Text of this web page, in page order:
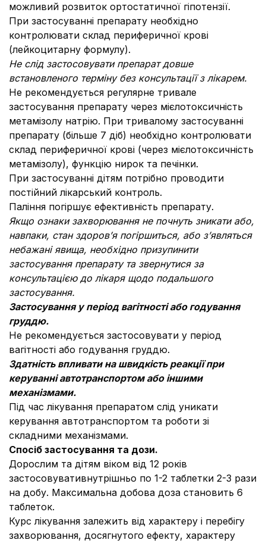
можливий розвиток ортостатичної гіпотензії.
При застосуванні препарату необхідно
контролювати склад периферичної крові
(лейкоцитарну формулу).
Не слід застосовувати препарат довше
встановленого терміну без консультації з лікарем.
Не рекомендується регулярне тривале
застосування препарату через мієлотоксичність
метамізолу натрію. При тривалому застосуванні
препарату (більше 7 діб) необхідно контролювати
склад периферичної крові (через мієлотоксичність
метамізолу), функцію нирок та печінки.
При застосуванні дітям потрібно проводити
постійний лікарський контроль.
Паління погіршує ефективність препарату.
Якщо ознаки захворювання не почнуть зникати або,
навпаки, стан здоров’я погіршиться, або з’являться
небажані явища, необхідно призупинити
застосування препарату та звернутися за
консультацією до лікаря щодо подальшого
застосування.
Застосування у період вагітності або годування
груддю.
Не рекомендується застосовувати у період
вагітності або годування груддю.
Здатність впливати на швидкість реакції при
керуванні автотранспортом або іншими
механізмами.
Під час лікування препаратом слід уникати
керування автотранспортом та роботи зі
складними механізмами.
Спосіб застосування та дози.
Дорослим та дітям віком від 12 років
застосовувативнутрішньо по 1-2 таблетки 2-3 рази
на добу. Максимальна добова доза становить 6
таблеток.
Курс лікування залежить від характеру і перебігу
захворювання, досягнутого ефекту, характеру